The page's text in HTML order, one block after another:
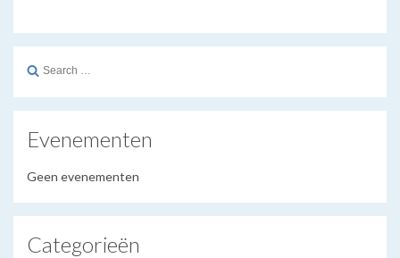
Search
Evenementen
Geen evenementen
Categorieën